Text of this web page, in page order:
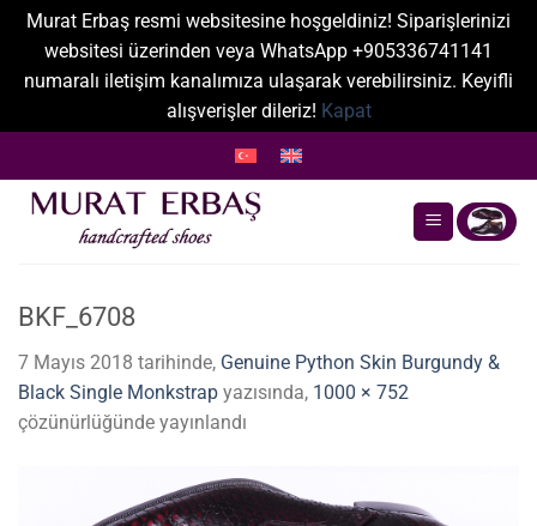
Murat Erbaş resmi websitesine hoşgeldiniz! Siparişlerinizi
websitesi üzerinden veya WhatsApp +905336741141
numaralı iletişim kanalımıza ulaşarak verebilirsiniz. Keyifli
alışverişler dileriz! Kapat
atla
BKF_6708
7 Mayıs 2018 tarihinde, Genuine Python Skin Burgundy &
Black Single Monkstrap yazısında, 1000 × 752
çözünürlüğünde yayınlandı